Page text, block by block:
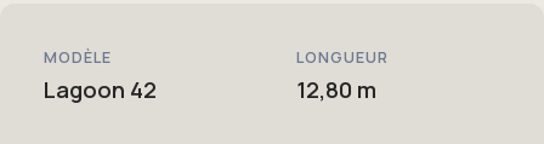
MODÈLE
Lagoon 42
LONGUEUR
12,80 m